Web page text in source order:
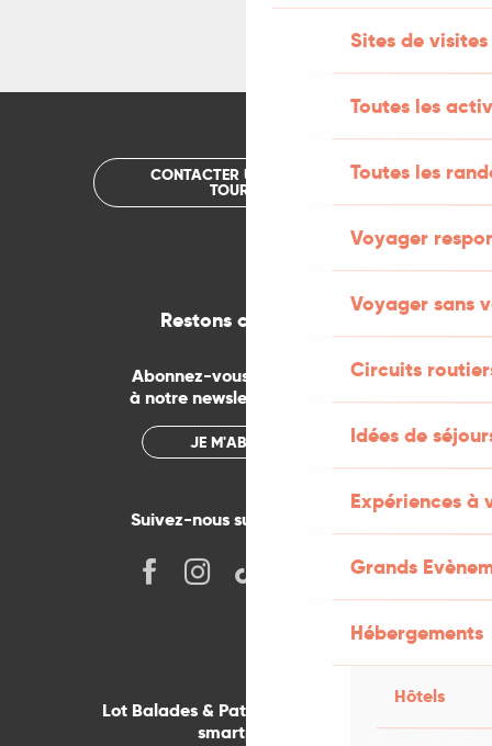
Sites de visites
Toutes les
Toutes les
Voyager
Voyager sans
Circuits
Idées de
Expériences à
Grands
Hébergements
Hôtels
CONTACTER UN OFFICE DE
TOURISME
Restons connectés
Abonnez-vous gratuitement
à notre newsletter mensuelle
JE M'ABONNE
Suivez-nous sur les réseaux !
Lot Balades & Patrimoines sur votre
smartphone